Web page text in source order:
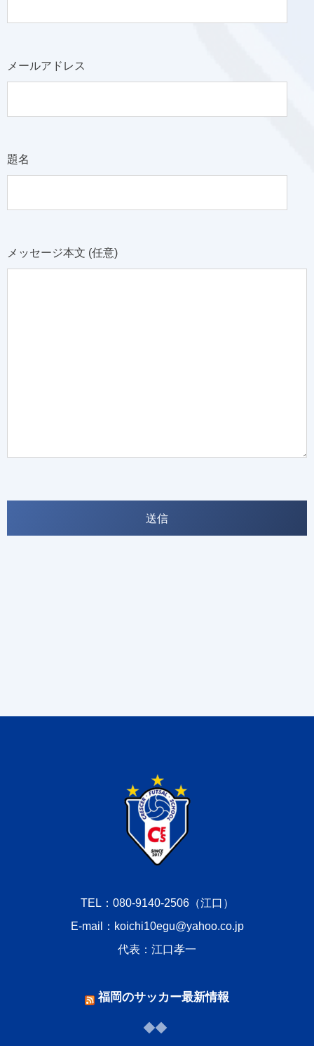
メールアドレス
題名
メッセージ本文 (任意)
TEL：080-9140-2506（江口）
E-mail：koichi10egu@yahoo.co.jp
代表：江口孝一
福岡のサッカー最新情報